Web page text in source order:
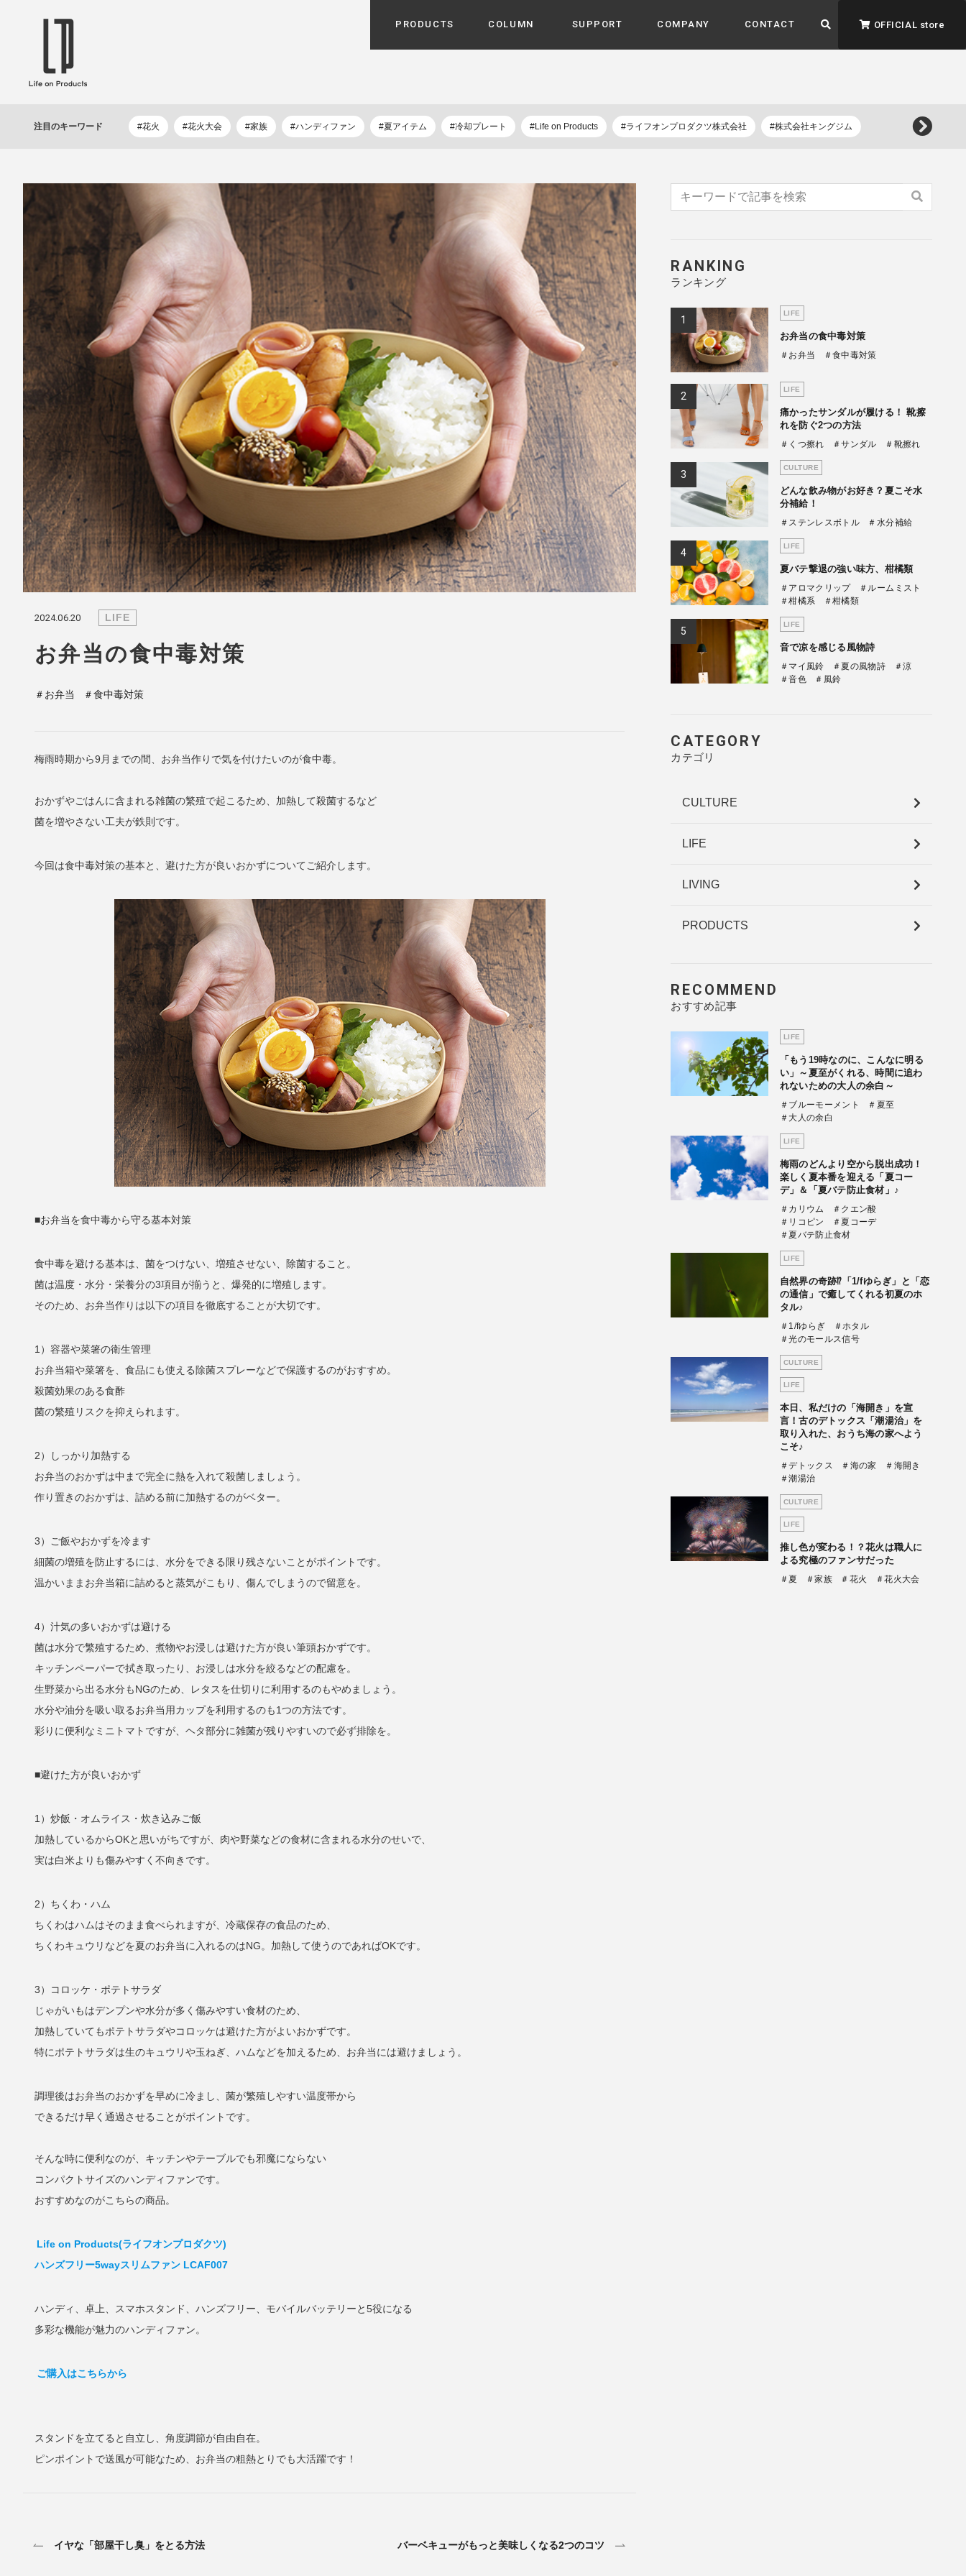
PRODUCTS
冷凍庫 / 掃除用品 / 加湿器 / ハンディ
ファン / ヒーター etc
ディフューザー / ルームスプレー / ア
スパ / EMS機器 etc
テリー / アダプター etc
JAVALO ELF
シーリングファン / ペンダントライト
/ インテリアライト / 電球 etc
plus more
キッチン家電 / 加湿器 / ハンディファ
ン / ヒーター etc
PRISMATE
キッチン家電 / 加湿器 / ハンディファ
ン / ヒーター etc
Sifflus
ハンモック / ティピー / テント etc
Onlili
陶器エコ加湿器 etc
TOUCHBeauty
美顔器 / 多機能ブラシ / ドライヤー
mottole
家事・生活雑貨
ビューティー
デジタル雑貨
ハンモック・ティピー・テント
ライト・シーリングファン
バイク・アウトドア
アクセサリー・消耗品
ブランド
全商品一覧を見る
COLUMN SUPPORT COMPANY
ABOUT US
Life on Productsについて
MESSAGE
代表取締役挨拶 / 経営理念 / 方針 会社概要 / 沿革
ADVANTAGE&VISION
B to B SERVICE
法人のお客様向けサービス
SDGs
SDGsへの取り組み
CONTACT OFFICIAL store
注目のキーワード #花火 #花火大会 #家族 #ハンディファン #夏アイテム #冷却プレート #Life on Products #ライフオンプロダクツ株式会社 #株式会社キングジム
2024.06.20 LIFE
お弁当の食中毒対策
＃お弁当 ＃食中毒対策
梅雨時期から9月までの間、お弁当作りで気を付けたいのが食中毒。
おかずやごはんに含まれる雑菌の繁殖で起こるため、加熱して殺菌するなど
菌を増やさない工夫が鉄則です。
今回は食中毒対策の基本と、避けた方が良いおかずについてご紹介します。
■お弁当を食中毒から守る基本対策
食中毒を避ける基本は、菌をつけない、増殖させない、除菌すること。
菌は温度・水分・栄養分の3項目が揃うと、爆発的に増殖します。
そのため、お弁当作りは以下の項目を徹底することが大切です。
1）容器や菜箸の衛生管理
お弁当箱や菜箸を、食品にも使える除菌スプレーなどで保護するのがおすすめ。
殺菌効果のある食酢
菌の繁殖リスクを抑えられます。
2）しっかり加熱する
お弁当のおかずは中まで完全に熱を入れて殺菌しましょう。
作り置きのおかずは、詰める前に加熱するのがベター。
3）ご飯やおかずを冷ます
細菌の増殖を防止するには、水分をできる限り残さないことがポイントです。
温かいままお弁当箱に詰めると蒸気がこもり、傷んでしまうので留意を。
4）汁気の多いおかずは避ける
菌は水分で繁殖するため、煮物やお浸しは避けた方が良い筆頭おかずです。
キッチンペーパーで拭き取ったり、お浸しは水分を絞るなどの配慮を。
生野菜から出る水分もNGのため、レタスを仕切りに利用するのもやめましょう。
水分や油分を吸い取るお弁当用カップを利用するのも1つの方法です。
彩りに便利なミニトマトですが、ヘタ部分に雑菌が残りやすいので必ず排除を。
■避けた方が良いおかず
1）炒飯・オムライス・炊き込みご飯
加熱しているからOKと思いがちですが、肉や野菜などの食材に含まれる水分のせいで、
実は白米よりも傷みやすく不向きです。
2）ちくわ・ハム
ちくわはハムはそのまま食べられますが、冷蔵保存の食品のため、
ちくわキュウリなどを夏のお弁当に入れるのはNG。加熱して使うのであればOKです。
3）コロッケ・ポテトサラダ
じゃがいもはデンプンや水分が多く傷みやすい食材のため、
加熱していてもポテトサラダやコロッケは避けた方がよいおかずです。
特にポテトサラダは生のキュウリや玉ねぎ、ハムなどを加えるため、お弁当には避けましょう。
調理後はお弁当のおかずを早めに冷まし、菌が繁殖しやすい温度帯から
できるだけ早く通過させることがポイントです。
そんな時に便利なのが、キッチンやテーブルでも邪魔にならない
コンパクトサイズのハンディファンです。
おすすめなのがこちらの商品。
Life on Products(ライフオンプロダクツ)
ハンズフリー5wayスリムファン LCAF007
ハンディ、卓上、スマホスタンド、ハンズフリー、モバイルバッテリーと5役になる
多彩な機能が魅力のハンディファン。
ご購入はこちらから
スタンドを立てると自立し、角度調節が自由自在。
ピンポイントで送風が可能なため、お弁当の粗熱とりでも大活躍です！
イヤな「部屋干し臭」をとる方法 バーベキューがもっと美味しくなる2つのコツ
RANKING
ランキング
LIFE
お弁当の食中毒対策
＃お弁当 ＃食中毒対策
LIFE
痛かったサンダルが履ける！ 靴擦
れを防ぐ2つの方法
＃くつ擦れ ＃サンダル ＃靴擦れ
CULTURE
どんな飲み物がお好き？夏こそ水
分補給！
＃ステンレスボトル ＃水分補給
LIFE
夏バテ撃退の強い味方、柑橘類
＃アロマクリップ
＃ルームミスト
＃柑橘系
＃柑橘類
LIFE
音で凉を感じる風物詩
＃マイ風鈴 ＃夏の風物詩
＃涼
＃音色
＃風鈴
CATEGORY
カテゴリ
CULTURE
LIFE
LIVING
PRODUCTS
RECOMMEND
おすすめ記事
LIFE
「もう19時なのに、こんなに明る
い」～夏至がくれる、時間に追わ
れないための大人の余白～
＃ブルーモーメント
＃夏至
＃大人の余白
LIFE
梅雨のどんより空から脱出成功！
楽しく夏本番を迎える「夏コー
デ」＆「夏バテ防止食材」♪
＃カリウム
＃クエン酸
＃リコピン
＃夏コーデ
＃夏バテ防止食材
LIFE
自然界の奇跡⁉「1/fゆらぎ」と「恋
の通信」で癒してくれる初夏のホ
タル♪
＃1/fゆらぎ
＃ホタル
＃光のモールス信号
CULTURE
LIFE
本日、私だけの「海開き」を宣
言！古のデトックス「潮湯治」を
取り入れた、おうち海の家へよう
こそ♪
＃デトックス ＃海の家
＃海開き
＃潮湯治
CULTURE
LIFE
推し色が変わる！？花火は職人に
よる究極のファンサだった
＃夏 ＃家族 ＃花火 ＃花火大会